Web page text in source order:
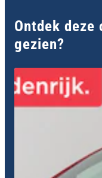
Ontdek deze
gezien?